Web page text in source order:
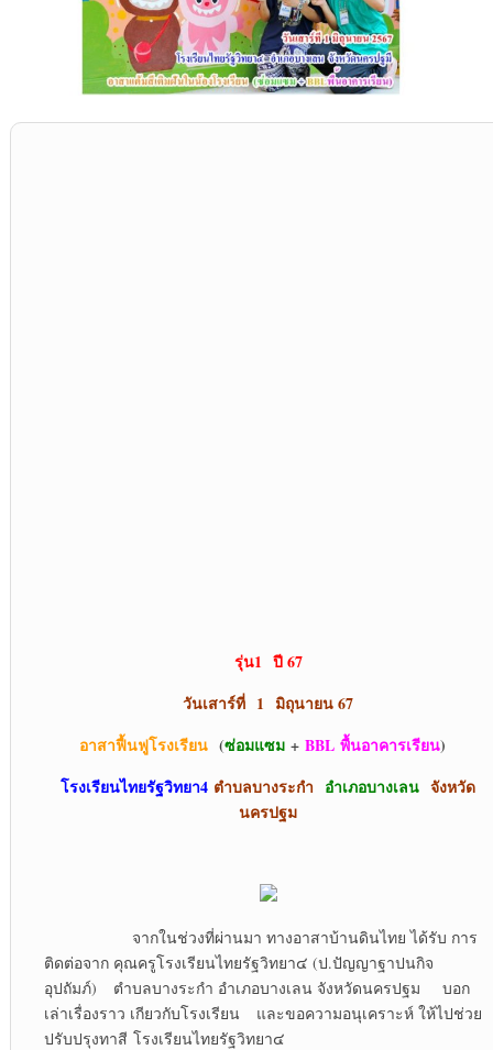
รุ่น1 ปี 67
วันเสาร์ที่ 1 มิถุนายน 67
อาสาฟื้นฟูโรงเรียน (ซ่อมแซม +BBL พื้นอาคารเรียน)
โรงเรียนไทยรัฐวิทยา4 ตำบลบางระกำ อำเภอบางเลน จังหวัด
นครปฐม
จากในช่วงที่ผ่านมา ทางอาสาบ้านดินไทย ได้รับ การ
ติดต่อจาก คุณครูโรงเรียนไทยรัฐวิทยา๔ (ป.ปัญญาฐาปนกิจ
อุปถัมภ์) ตำบลบางระกำ อำเภอบางเลน จังหวัดนครปฐม บอก
เล่าเรื่องราว เกียวกับโรงเรียน และขอความอนุเคราะห์ ให้ไปช่วย
ปรับปรุงทาสี โรงเรียนไทยรัฐวิทยา๔